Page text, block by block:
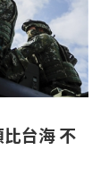
台海 不